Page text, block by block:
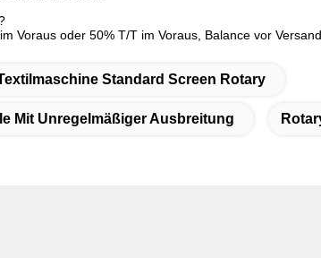
Voraus oder 50% T/T im Voraus, Balance vor
Standard Screen Rotary
Mit Unregelmäßiger Ausbreitung